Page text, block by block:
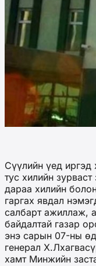
Сүүлийн үед
тус хилийн
дараа хилийн
гаргах явдал
салбарт ажиллаж,
байдалтай газар
энэ сарын 07-ны
генерал
хамт Минжийн